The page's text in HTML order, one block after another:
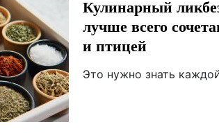
Кулинарный
лучше всего
и птицей
Это нужно знать